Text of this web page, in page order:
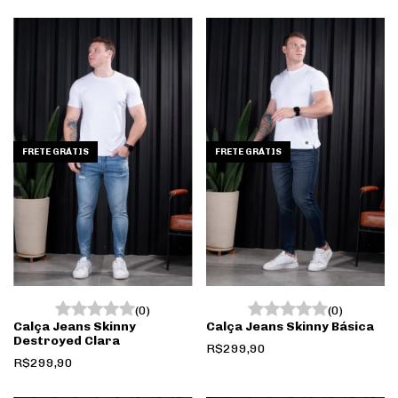
com tecnologia anti-pilling, que evita a formação de bolinhas e mantém a
peça impecável mesmo com o uso diário.
Garantia de 5 anos
FRETE GRÁTIS
(0)
Calça Jeans Skinny
Destroyed Clara
R$299,90
FRETE GRÁTIS
(0)
Calça Jeans Skinny Básica
R$299,90